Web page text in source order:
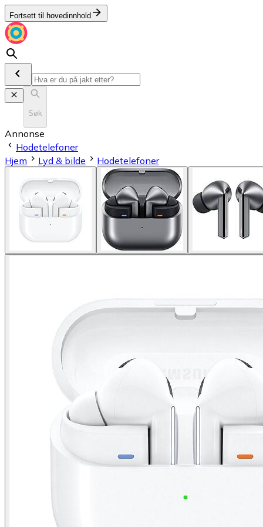
Fortsett til hovedinnhold
Søk
Annonse
Hodetelefoner
Hjem
Lyd & bilde Hodetelefoner